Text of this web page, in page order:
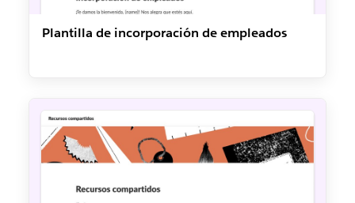
Plantilla de incorporación de empleados